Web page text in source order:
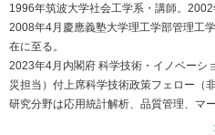
1996年筑波大学社会工学系・講師。2002
2008年4月慶應義塾大学理工学部管理工
在に至る。
2023年4月内閣府 科学技術・イノベーシ
災担当）付上席科学技術政策フェロー（非
研究分野は応用統計解析、品質管理、マ